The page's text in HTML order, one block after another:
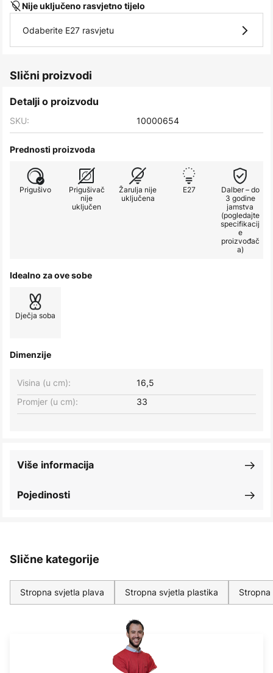
Nije uključeno rasvjetno tijelo
Odaberite E27 rasvjetu
Slični proizvodi
Detalji o proizvodu
SKU: 10000654
Prednosti proizvoda
Prigušivo
Prigušivač
nije
uključen
Žarulja nije
uključena
E27
Dalber – do
3 godine
jamstva
(pogledajte
specifikacij
e
proizvođač
a)
Idealno za ove sobe
Dječja soba
Dimenzije
Visina (u cm):
16,5
Promjer (u cm):
33
Pojedinosti
Više informacija
Slične kategorije
Stropna svjetla plava Stropna svjetla plastika